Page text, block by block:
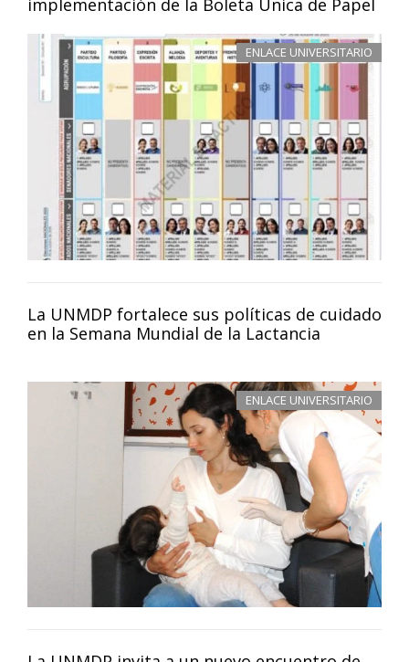
implementación de la Boleta Única de Papel
ENLACE UNIVERSITARIO
La UNMDP fortalece sus políticas de cuidado
en la Semana Mundial de la Lactancia
ENLACE UNIVERSITARIO